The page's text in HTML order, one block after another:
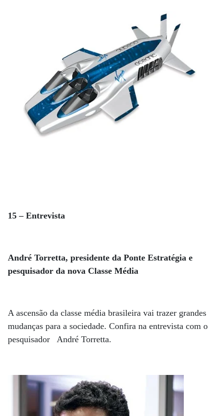
15 – Entrevista
André Torretta, presidente da Ponte Estratégia e
pesquisador da nova Classe Média
A ascensão da classe média brasileira vai trazer grandes
mudanças para a sociedade. Confira na entrevista com o
pesquisador André Torretta.